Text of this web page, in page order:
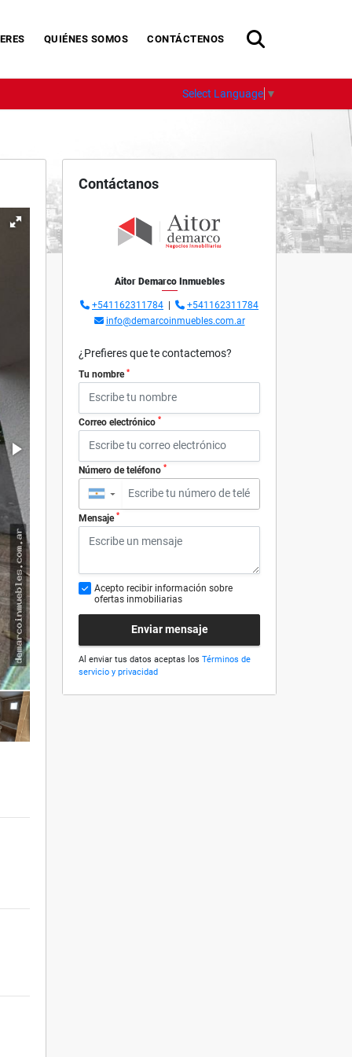
QUIÉNES SOMOS CONTÁCTENOS
Select Language ▼
Contáctanos
Aitor Demarco Inmuebles
+541162311784
+541162311784
info@demarcoinmuebles.com.ar
¿Prefieres que te contactemos?
Tu nombre *
Correo electrónico *
Número de teléfono *
▼
Mensaje *
Acepto recibir información sobre
ofertas inmobiliarias
Enviar mensaje
Al enviar tus datos aceptas los Términos de
servicio y privacidad